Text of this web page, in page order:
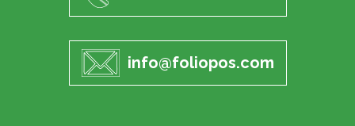
info@foliopos.com